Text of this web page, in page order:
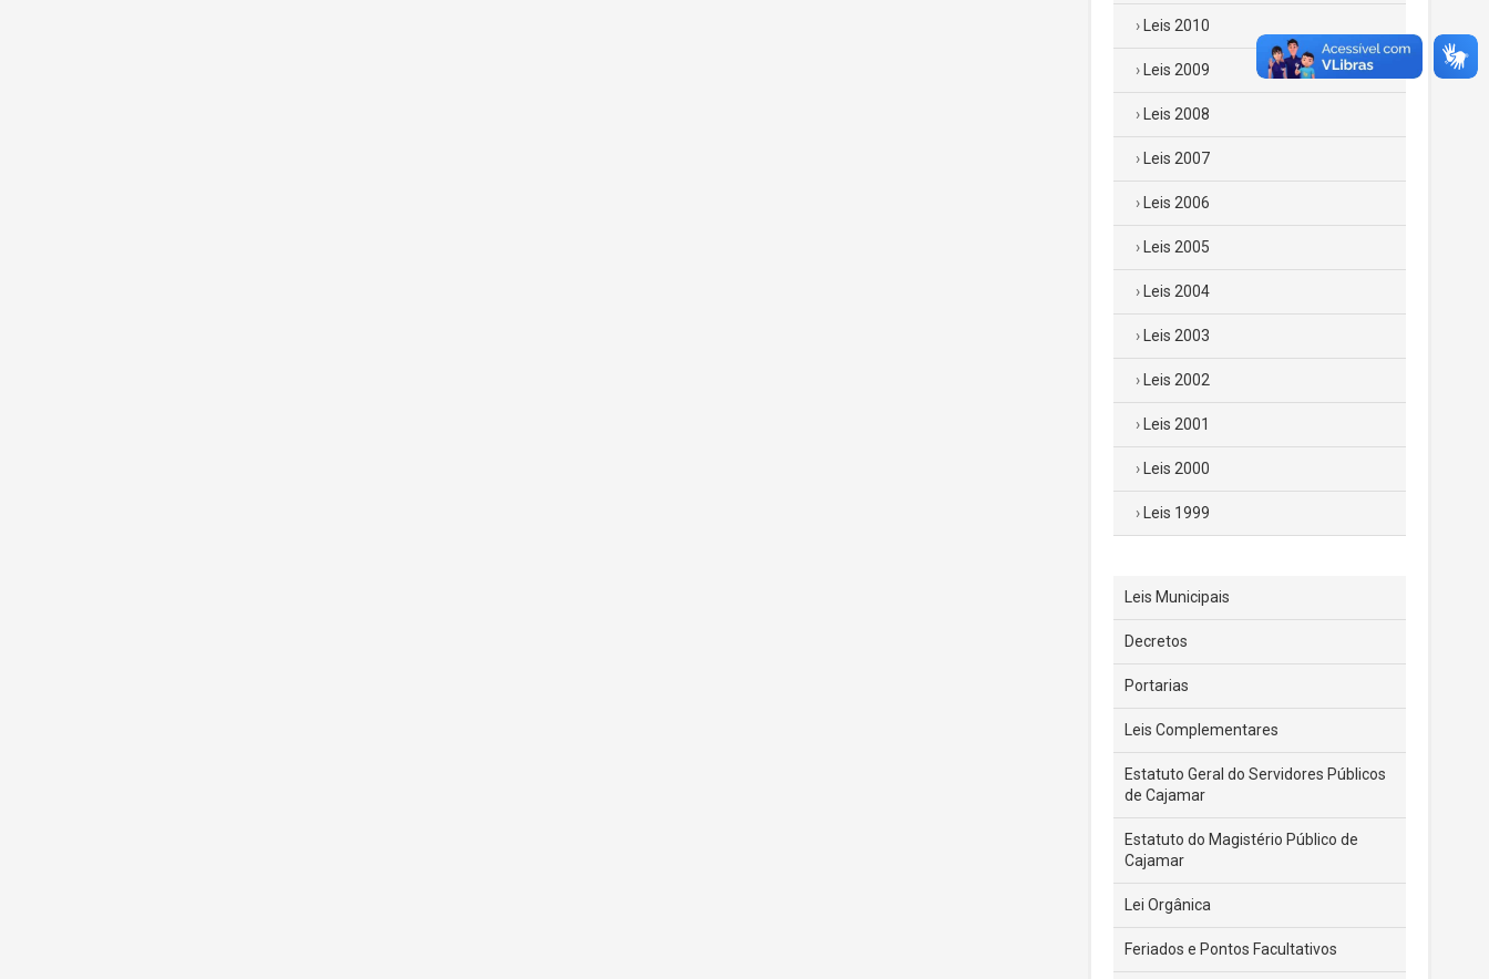
Leis 2010
Leis 2009
Leis 2008
Leis 2007
Leis 2006
Leis 2005
Leis 2004
Leis 2003
Leis 2002
Leis 2001
Leis 2000
Leis 1999
Leis Municipais
Decretos
Portarias
Leis Complementares
Estatuto Geral do Servidores Públicos
de Cajamar
Estatuto do Magistério Público de
Cajamar
Lei Orgânica
Feriados e Pontos Facultativos